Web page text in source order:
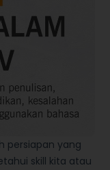
persiapan yang
skill kita atau